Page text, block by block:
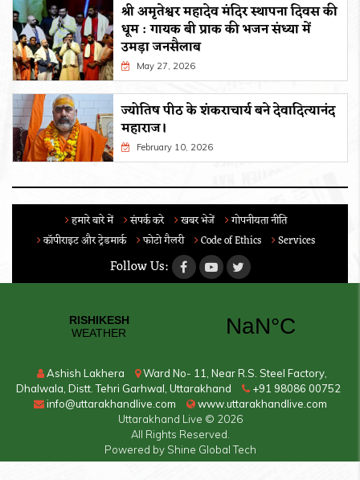
श्री अमृतेश्वर महादेव मंदिर स्थापना दिवस की
धूम : गायक बी प्राक की भजन संध्या में
उमड़ा जनसैलाब
May 27, 2026
ज्योतिष पीठ के शंकराचार्य बने देवादित्यानंद
महाराज।
February 10, 2026
हमारे बारे में संपर्क करे खबर भेजें
गोपनीयता नीति
कॉपीराइट और ट्रेडमार्क
फोटो गैलरी Code of Ethics Services
Follow Us:
Ashish Lakhera
Ward No- 11, Near R.S. Steel Factory,
Dhalwala, Distt. Tehri Garhwal, Uttarakhand
+91 98086 00752
info@uttarakhandlive.com
www.uttarakhandlive.com
Uttarakhand Live © 2026
All Rights Reserved.
Powered by Shine Global Tech